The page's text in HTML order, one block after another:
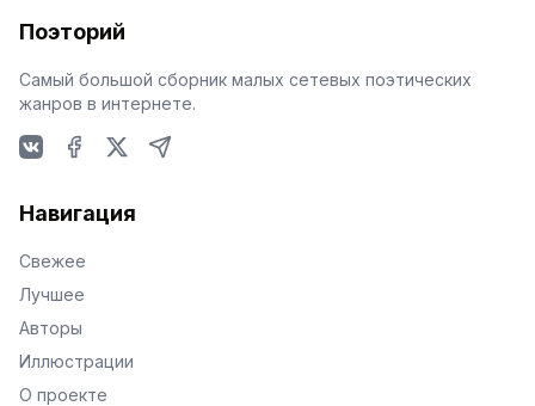
Поэторий
Самый большой сборник малых сетевых поэтических
жанров в интернете.
Навигация
Свежее
Лучшее
Авторы
Иллюстрации
О проекте